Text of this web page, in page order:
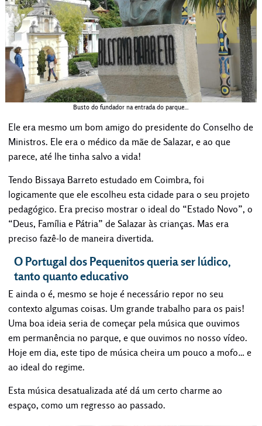
Busto do fundador na entrada do parque…
Ele era mesmo um bom amigo do presidente do Conselho de
Ministros. Ele era o médico da mãe de Salazar, e ao que
parece, até lhe tinha salvo a vida!
Tendo Bissaya Barreto estudado em Coimbra, foi
logicamente que ele escolheu esta cidade para o seu projeto
pedagógico. Era preciso mostrar o ideal do “Estado Novo”, o
“Deus, Família e Pátria” de Salazar às crianças. Mas era
preciso fazê-lo de maneira divertida.
O Portugal dos Pequenitos queria ser lúdico,
tanto quanto educativo
E ainda o é, mesmo se hoje é necessário repor no seu
contexto algumas coisas. Um grande trabalho para os pais!
Uma boa ideia seria de começar pela música que ouvimos
em permanência no parque, e que ouvimos no nosso vídeo.
Hoje em dia, este tipo de música cheira um pouco a mofo… e
ao ideal do regime.
Esta música desatualizada até dá um certo charme ao
espaço, como um regresso ao passado.